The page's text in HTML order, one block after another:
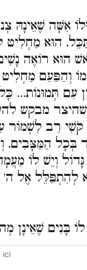
אִשָּׁה שֶׁאֵינָהּ
הוּא
הוּא רוֹאֶה
וְהַפַּעַם
עִם תְּמוּנוֹת...
מבקש
קֹשִׁי רַב לִשְׁמוֹר
הַמַּצָּבִים,
וְיֵשׁ לוֹ
לְהִתְפַּלֵּל אֶל ה'
שֶׁאֵינָן